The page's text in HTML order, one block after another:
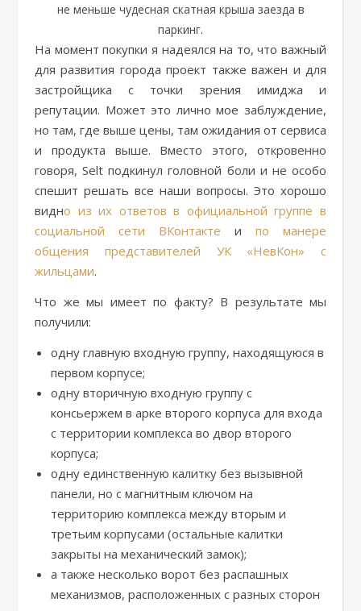
не меньше чудесная скатная крыша заезда в
паркинг.
На момент покупки я надеялся на то, что важный
для развития города проект также важен и для
застройщика с точки зрения имиджа и
репутации. Может это лично мое заблуждение,
но там, где выше цены, там ожидания от сервиса
и продукта выше. Вместо этого, откровенно
говоря, Selt подкинул головной боли и не особо
спешит решать все наши вопросы. Это хорошо
видно из их ответов в официальной группе в
социальной сети ВКонтакте и по манере
общения представителей УК «НевКон» с
жильцами.
Что же мы имеет по факту? В результате мы
получили:
одну главную входную группу, находящуюся в
первом корпусе;
одну вторичную входную группу с
консьержем в арке второго корпуса для входа
с территории комплекса во двор второго
корпуса;
одну единственную калитку без вызывной
панели, но с магнитным ключом на
территорию комплекса между вторым и
третьим корпусами (остальные калитки
закрыты на механический замок);
а также несколько ворот без распашных
механизмов, расположенных с разных сторон